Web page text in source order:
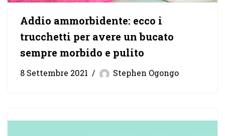
Addio ammorbidente: ecco i
trucchetti per avere un bucato
sempre morbido e pulito
8 Settembre 2021 Stephen Ogongo